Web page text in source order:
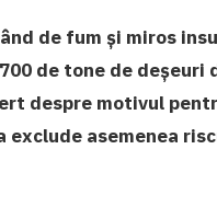
de fum și miros
de tone de deșeuri
despre motivul
asemenea